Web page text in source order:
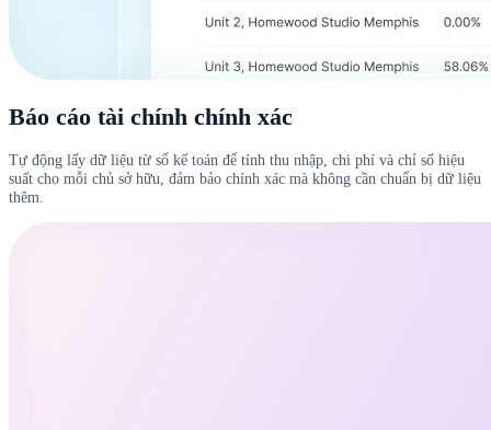
Báo cáo tài chính chính xác
Tự động lấy dữ liệu từ sổ kế toán để tính thu nhập, chi phí và chỉ số hiệu
suất cho mỗi chủ sở hữu, đảm bảo chính xác mà không cần chuẩn bị dữ liệu
thêm.